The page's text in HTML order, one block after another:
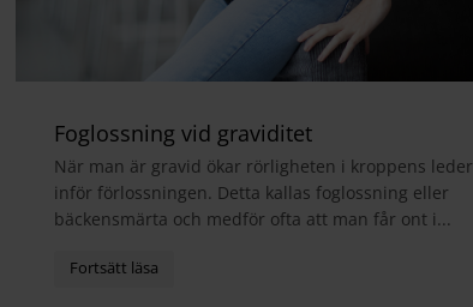
Foglossning vid graviditet
När man är gravid ökar rörligheten i kroppens leder
inför förlossningen. Detta kallas foglossning eller
bäckensmärta och medför ofta att man får ont i...